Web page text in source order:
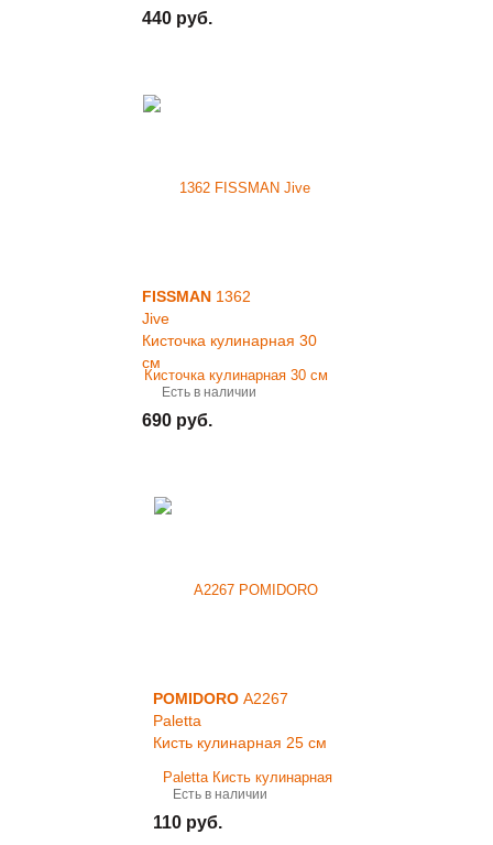
440 руб.
FISSMAN 1362
Jive
Кисточка кулинарная 30
см
Есть в наличии
690 руб.
POMIDORO A2267
Paletta
Кисть кулинарная 25 см
Есть в наличии
110 руб.